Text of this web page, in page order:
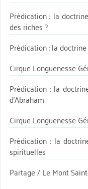
Prédication : la
des riches ?
Prédication : la
Cirque Longuenesse
Prédication : la
d’Abraham
Cirque Longuenesse
Prédication : la
spirituelles
Partage / Le Mont